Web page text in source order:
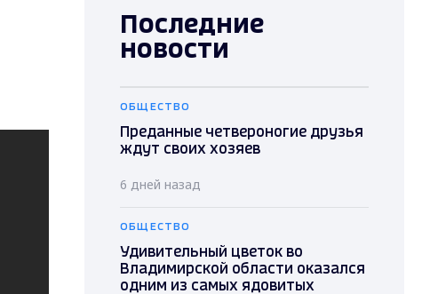
Последние
новости
ОБЩЕСТВО
Преданные четвероногие друзья
ждут своих хозяев
6 дней назад
ОБЩЕСТВО
Удивительный цветок во
Владимирской области оказался
одним из самых ядовитых